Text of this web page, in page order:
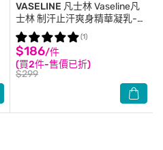
VASELINE 凡士林Vaseline凡
士林 制汗止汗爽身精華凝乳-勻
嫩彈亮45ml
$186/件
(買2件-售價已折)
$299
(1)